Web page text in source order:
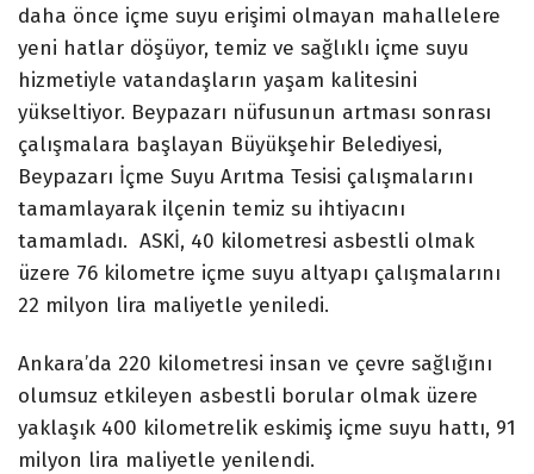
daha önce içme suyu erişimi olmayan mahallelere
yeni hatlar döşüyor, temiz ve sağlıklı içme suyu
hizmetiyle vatandaşların yaşam kalitesini
yükseltiyor. Beypazarı nüfusunun artması sonrası
çalışmalara başlayan Büyükşehir Belediyesi,
Beypazarı İçme Suyu Arıtma Tesisi çalışmalarını
tamamlayarak ilçenin temiz su ihtiyacını
tamamladı. ASKİ, 40 kilometresi asbestli olmak
üzere 76 kilometre içme suyu altyapı çalışmalarını
22 milyon lira maliyetle yeniledi.
Ankara’da 220 kilometresi insan ve çevre sağlığını
olumsuz etkileyen asbestli borular olmak üzere
yaklaşık 400 kilometrelik eskimiş içme suyu hattı, 91
milyon lira maliyetle yenilendi.